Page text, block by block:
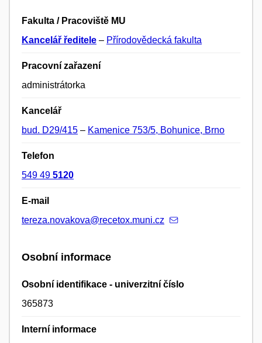
Fakulta / Pracoviště MU
Kancelář ředitele – Přírodovědecká fakulta
Pracovní zařazení
administrátorka
Kancelář
bud. D29/415 – Kamenice 753/5, Bohunice, Brno
Telefon
549 49 5120
E-mail
tereza.novakova@recetox.muni.cz
Osobní informace
Osobní identifikace - univerzitní číslo
365873
Interní informace